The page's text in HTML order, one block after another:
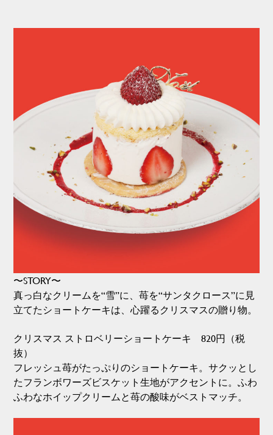
〜STORY〜
真っ白なクリームを“雪”に、苺を“サンタクロース”に見
立てたショートケーキは、心躍るクリスマスの贈り物。
クリスマス ストロベリーショートケーキ 820円（税
抜）
フレッシュ苺がたっぷりのショートケーキ。サクッとし
たフランボワーズビスケット生地がアクセントに。ふわ
ふわなホイップクリームと苺の酸味がベストマッチ。